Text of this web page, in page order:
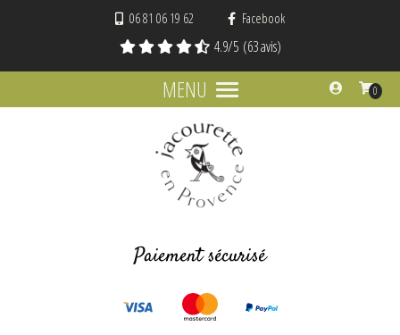
06 81 06 19 62 Facebook
4.9/5 (63 avis)
MENU 0
Paiement sécurisé
Panneau de gestion des cookies